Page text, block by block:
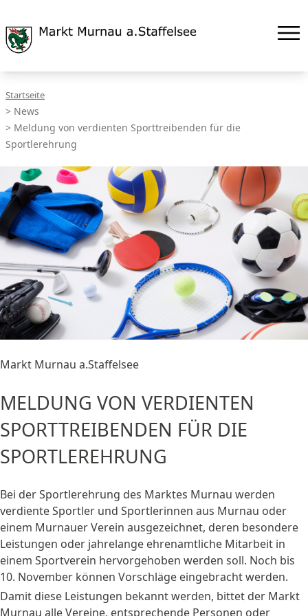
Startseite
> News
> Meldung von verdienten Sporttreibenden für die
Sportlerehrung
Markt Murnau a.Staffelsee
MELDUNG VON VERDIENTEN
SPORTTREIBENDEN FÜR DIE
SPORTLEREHRUNG
Bei der Sportlerehrung des Marktes Murnau werden
verdiente Sportler und Sportlerinnen aus Murnau oder
einem Murnauer Verein ausgezeichnet, deren besondere
Leistungen oder jahrelange ehrenamtliche Mitarbeit in
einem Sportverein hervorgehoben werden soll. Noch bis
10. November können Vorschläge eingebracht werden.
Damit diese Leistungen bekannt werden, bittet der Markt
Murnau alle Vereine, entsprechende Personen oder